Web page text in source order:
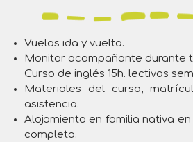
Vuelos ida y vuelta.
Monitor acompañante durante
Curso de inglés 15h. lectivas
Materiales del curso,
asistencia.
Alojamiento en familia nativa
completa.